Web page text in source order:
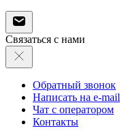
Связаться с нами
Обратный звонок
Написать на e-mail
Чат с оператором
Контакты